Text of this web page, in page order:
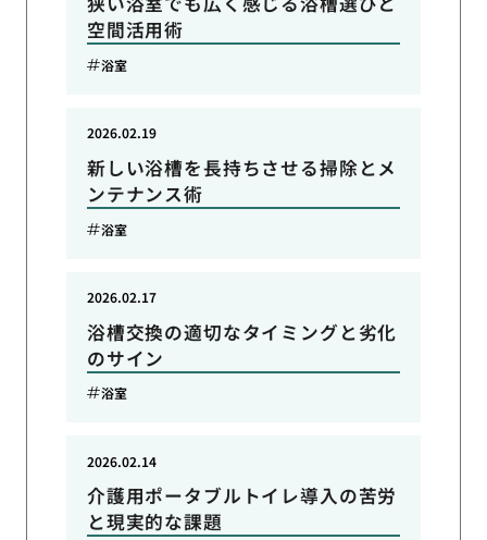
空間活用術
浴室
新しい浴槽を長持ちさせる掃除とメ
ンテナンス術
2026.02.19
浴室
浴槽交換の適切なタイミングと劣化
のサイン
2026.02.17
浴室
介護用ポータブルトイレ導入の苦労
と現実的な課題
2026.02.14